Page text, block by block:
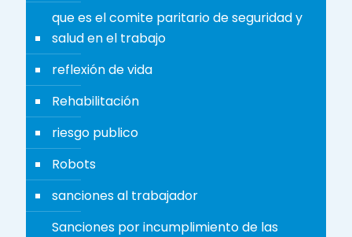
que es el comite paritario de seguridad y
salud en el trabajo
reflexión de vida
Rehabilitación
riesgo publico
Robots
sanciones al trabajador
Sanciones por incumplimiento de las